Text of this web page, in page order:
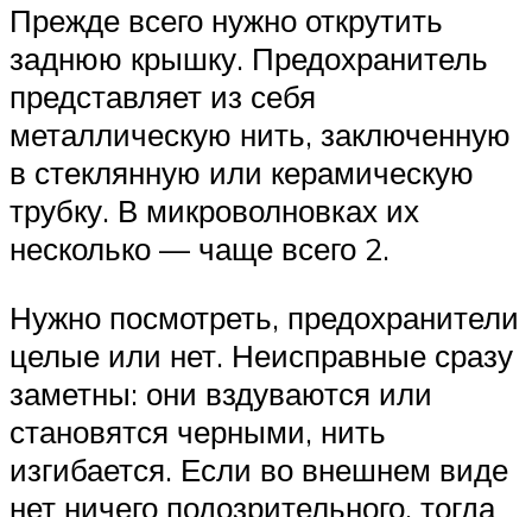
Прежде всего нужно открутить
заднюю крышку. Предохранитель
представляет из себя
металлическую нить, заключенную
в стеклянную или керамическую
трубку. В микроволновках их
несколько — чаще всего 2.
Нужно посмотреть, предохранители
целые или нет. Неисправные сразу
заметны: они вздуваются или
становятся черными, нить
изгибается. Если во внешнем виде
нет ничего подозрительного, тогда